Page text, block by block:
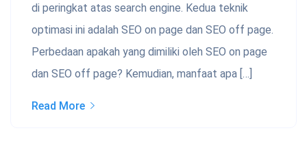
di peringkat atas search engine. Kedua teknik
optimasi ini adalah SEO on page dan SEO off page.
Perbedaan apakah yang dimiliki oleh SEO on page
dan SEO off page? Kemudian, manfaat apa […]
Read More